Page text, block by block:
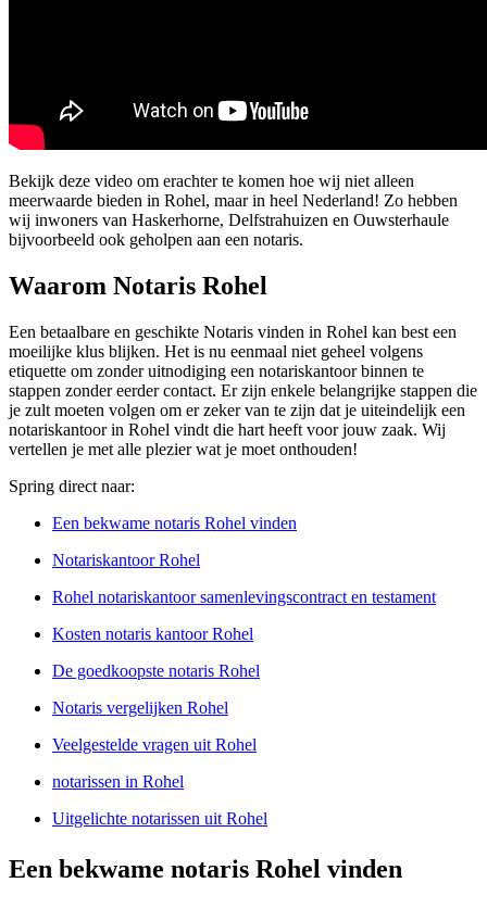
Bekijk deze video om erachter te komen hoe wij niet alleen
meerwaarde bieden in Rohel, maar in heel Nederland! Zo hebben
wij inwoners van Haskerhorne, Delfstrahuizen en Ouwsterhaule
bijvoorbeeld ook geholpen aan een notaris.
Waarom Notaris Rohel
Een betaalbare en geschikte Notaris vinden in Rohel kan best een
moeilijke klus blijken. Het is nu eenmaal niet geheel volgens
etiquette om zonder uitnodiging een notariskantoor binnen te
stappen zonder eerder contact. Er zijn enkele belangrijke stappen die
je zult moeten volgen om er zeker van te zijn dat je uiteindelijk een
notariskantoor in Rohel vindt die hart heeft voor jouw zaak. Wij
vertellen je met alle plezier wat je moet onthouden!
Spring direct naar:
Een bekwame notaris Rohel vinden
Notariskantoor Rohel
Rohel notariskantoor samenlevingscontract en testament
Kosten notaris kantoor Rohel
De goedkoopste notaris Rohel
Notaris vergelijken Rohel
Veelgestelde vragen uit Rohel
notarissen in Rohel
Uitgelichte notarissen uit Rohel
Een bekwame notaris Rohel vinden